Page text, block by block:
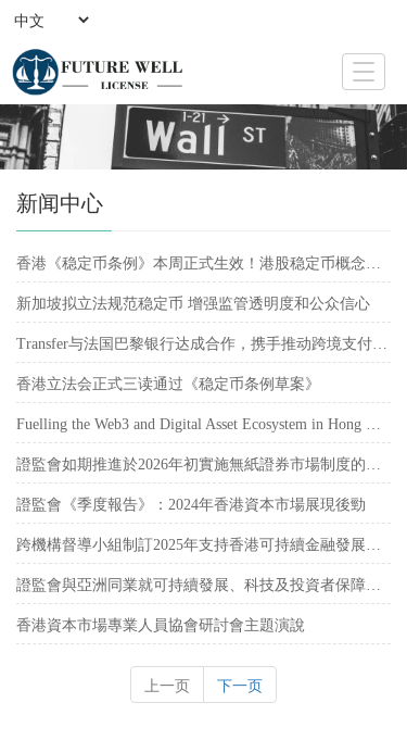
T
o
g
g
i
g
a
t
n
新闻中心
香港《稳定币条例》本周正式生效！港股稳定币概念股再受追捧
新加坡拟立法规范稳定币 增强监管透明度和公众信心
Transfer与法国巴黎银行达成合作，携手推动跨境支付简化
香港立法会正式三读通过《稳定币条例草案》
Fuelling the Web3 and Digital Asset Ecosystem in Hong Kong
證監會如期推進於2026年初實施無紙證券市場制度的準備工作
證監會《季度報告》：︁2024年香港資本市場展現後勁
跨機構督導小組制訂2025年支持香港可持續金融發展的工作重點
證監會與亞洲同業就可持續發展、科技及投資者保障的監管路向達成共識
香港資本市場專業人員協會研討會主題演說
上一页 下一页